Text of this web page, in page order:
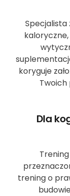
koryguje
Twoich
Dla
trening o